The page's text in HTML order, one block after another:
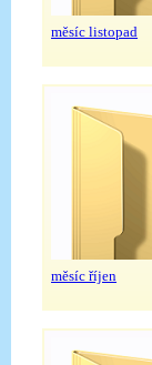
měsíc listopad
měsíc říjen